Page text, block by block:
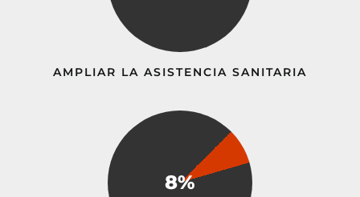
AMPLIAR LA ASISTENCIA SANITARIA
8%